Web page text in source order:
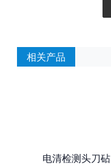
相关产品
电清检测头刀砧